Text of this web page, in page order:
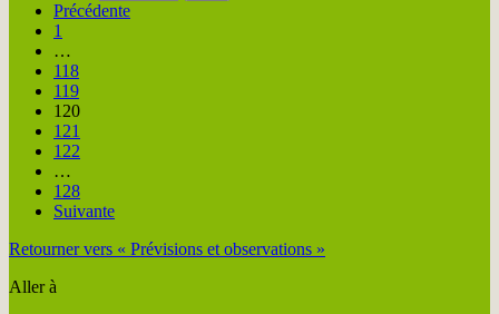
Précédente
1
…
118
119
120
121
122
…
128
Suivante
Retourner vers « Prévisions et observations »
Aller à